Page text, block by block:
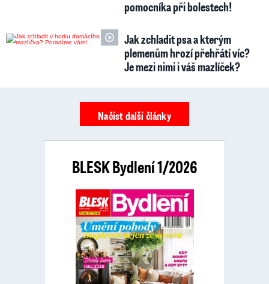
pomocníka při bolestech!
Jak zchladit psa a kterým
plemenům hrozí přehřátí víc?
Je mezi nimi i váš mazlíček?
Načíst další články
BLESK Bydlení 1/2026